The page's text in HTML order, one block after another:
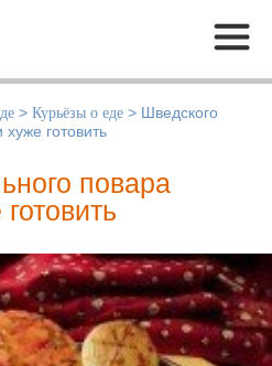
Меню
> Курьёзы о еде > Шведского
готовить
повара